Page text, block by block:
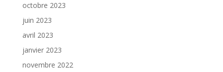
octobre 2023
juin 2023
avril 2023
janvier 2023
novembre 2022